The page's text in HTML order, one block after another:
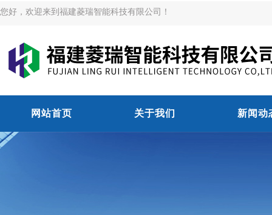
您好，欢迎来到福建菱瑞智能科技有限公司！
网站首页 关于我们 新闻动